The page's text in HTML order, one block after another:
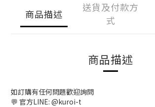
商品描述
送貨及付款方
式
商品描述
如訂購有任何問題歡迎詢問
💬 官方LINE: @kuroi-t